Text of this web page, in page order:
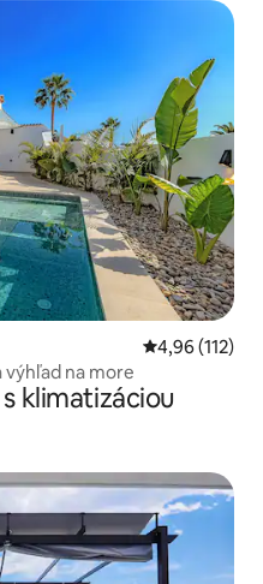
Priemerné
4,96 (112)
výhľad na more
klimatizáciou